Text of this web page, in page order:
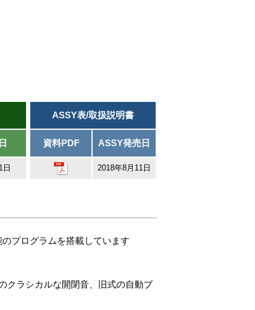
ASSY表/取扱説明書
資料PDF ASSY発売日
日 2018年8月11日
プログラムを搭載しています
クラシカルな開閉音、旧式の自動ブ